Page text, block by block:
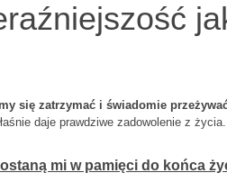
się zatrzymać i świadomie
daje prawdziwe zadowolenie z życia.
mi w pamięci do końca